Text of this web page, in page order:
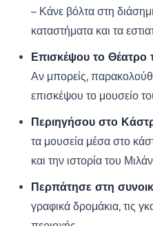
– Κάνε βόλτα στη
καταστήματα και τα
Επισκέψου το Θέατρο
Αν μπορείς,
επισκέψου το μουσείο
Περιηγήσου στο
τα μουσεία μέσα στο
και την ιστορία του
Περπάτησε στη
γραφικά δρομάκια, τις